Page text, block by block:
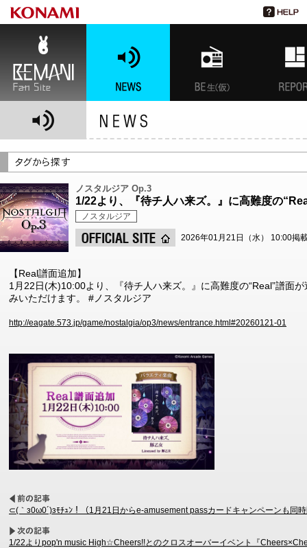
ノスタルジア Op.3
1/22より、『待チ人ハ来ズ。』に高難度の
ノスタルジア
2026年01月21日（水） 10:00掲
【Real譜面追加】
1月22日(木)10:00より、『待チ人ハ来ズ。』に高難度の“Real”譜面
みいただけます。 #ノスタルジア
http://eagate.573.jp/game/nostalgia/op3/news/entrance.html#20260121-01
⊂(｀з0ω0´)зﾓﾁｭﾝ！（1月21日からe-amusement passカードキャンペーンも同
1/22よりpop'n music High☆Cheers!!とのクロスオーバーイベント『